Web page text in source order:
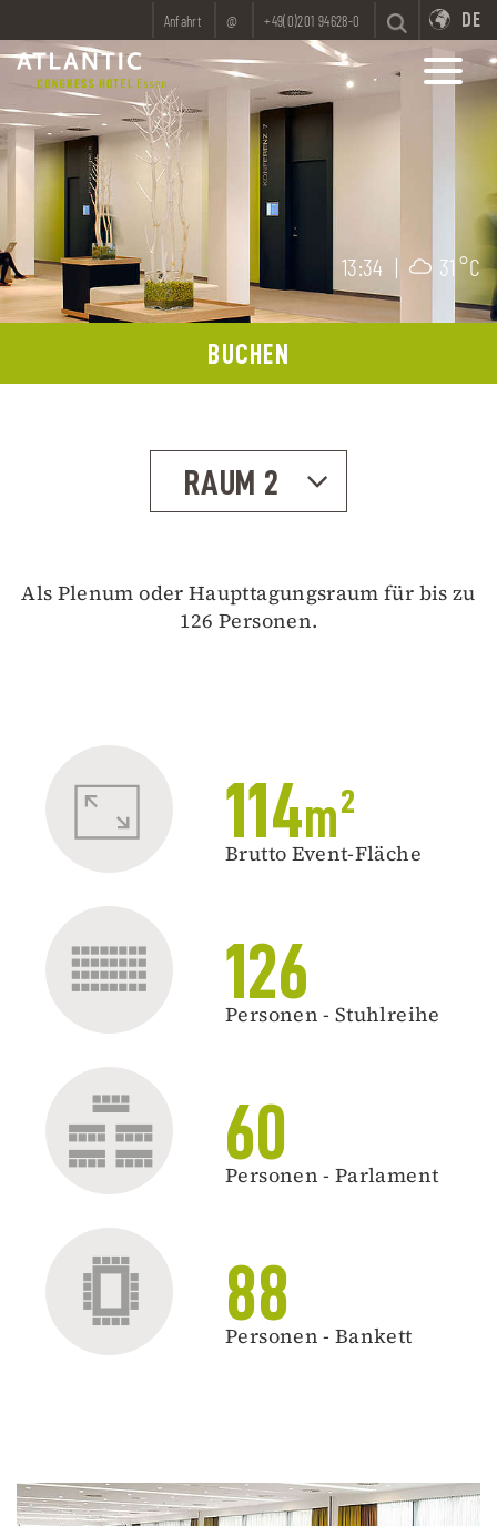
Anfahrt @ +49(0)201 94628-0 DE
13:34 | 31 °C
BUCHEN
RAUM 2
Als Plenum oder Haupttagungsraum für bis zu
126 Personen.
114m²
Brutto Event-Fläche
126
Personen - Stuhlreihe
60
Personen - Parlament
88
Personen - Bankett